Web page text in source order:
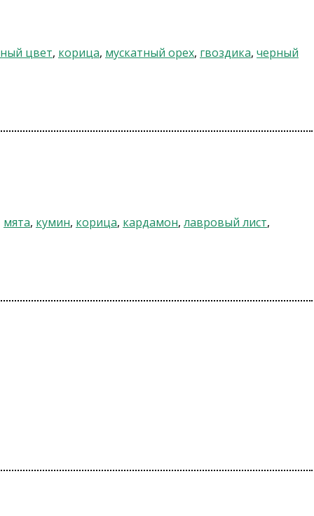
цвет, корица, мускатный орех, гвоздика, черный
мята, кумин, корица, кардамон, лавровый лист,